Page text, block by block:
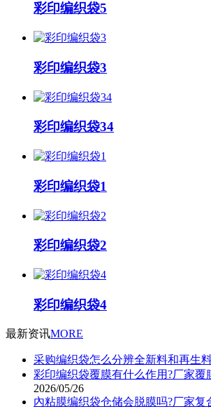
彩印编织袋5
彩印编织袋3
彩印编织袋34
彩印编织袋1
彩印编织袋2
彩印编织袋4
最新资讯MORE
采购编织袋怎么分辨全新料和再生
彩印编织袋覆膜有什么作用?厂家覆
2026/05/26
內粘膜编织袋仓储会脱膜吗?厂家复